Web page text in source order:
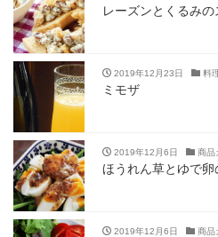
レーズンとくるみの
2019年12月23日 料
ミモザ
2019年12月6日 商品
ほうれん草とゆで卵
2019年12月6日 商品